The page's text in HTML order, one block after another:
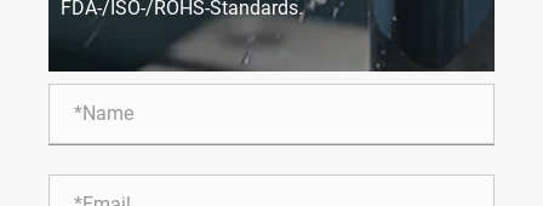
FDA-/ISO-/ROHS-Standards.